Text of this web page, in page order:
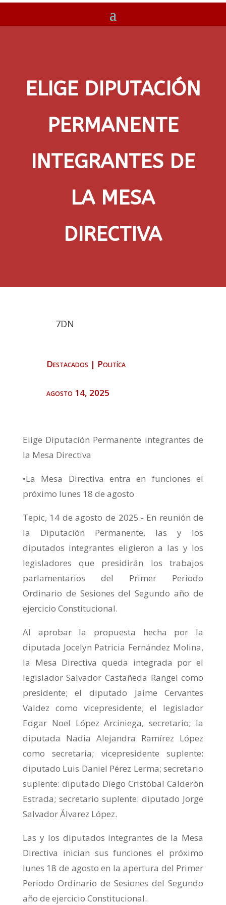
ELIGE DIPUTACIÓN
PERMANENTE
INTEGRANTES DE
LA MESA
DIRECTIVA
7DN
Destacados | Politíca
agosto 14, 2025
Elige Diputación Permanente integrantes de
la Mesa Directiva
•La Mesa Directiva entra en funciones el
próximo lunes 18 de agosto
Tepic, 14 de agosto de 2025.- En reunión de
la Diputación Permanente, las y los
diputados integrantes eligieron a las y los
legisladores que presidirán los trabajos
parlamentarios del Primer Periodo
Ordinario de Sesiones del Segundo año de
ejercicio Constitucional.
Al aprobar la propuesta hecha por la
diputada Jocelyn Patricia Fernández Molina,
la Mesa Directiva queda integrada por el
legislador Salvador Castañeda Rangel como
presidente; el diputado Jaime Cervantes
Valdez como vicepresidente; el legislador
Edgar Noel López Arciniega, secretario; la
diputada Nadia Alejandra Ramírez López
como secretaria; vicepresidente suplente:
diputado Luis Daniel Pérez Lerma; secretario
suplente: diputado Diego Cristóbal Calderón
Estrada; secretario suplente: diputado Jorge
Salvador Álvarez López.
Las y los diputados integrantes de la Mesa
Directiva inician sus funciones el próximo
lunes 18 de agosto en la apertura del Primer
Periodo Ordinario de Sesiones del Segundo
año de ejercicio Constitucional.